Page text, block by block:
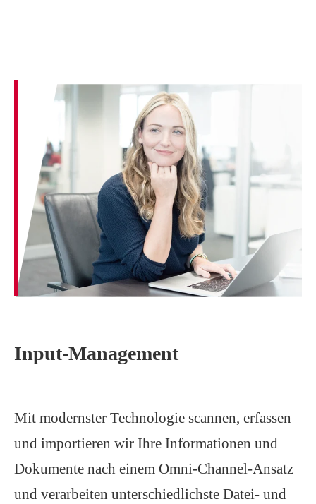
Input-Management
Mit modernster Technologie scannen, erfassen
und importieren wir Ihre Informationen und
Dokumente nach einem Omni-Channel-Ansatz
und verarbeiten unterschiedlichste Datei- und